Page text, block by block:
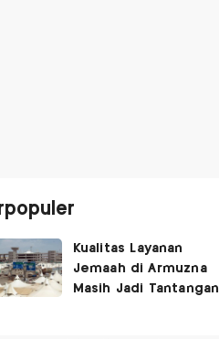
Kualitas Layanan
Jemaah di Armuzna
Masih Jadi Tantangan